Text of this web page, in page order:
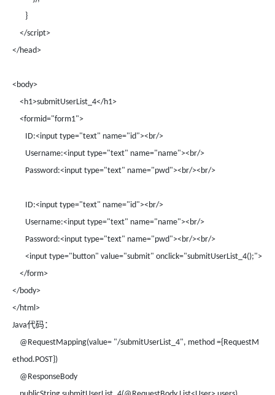
}
</script>
</head>
<body>
<h1>submitUserList_4</h1>
<formid="form1">
ID:<input type="text" name="id"><br/>
Username:<input type="text" name="name"><br/>
Password:<input type="text" name="pwd"><br/><br/>
ID:<input type="text" name="id"><br/>
Username:<input type="text" name="name"><br/>
Password:<input type="text" name="pwd"><br/><br/>
<input type="button" value="submit" onclick="submitUserList_4();">
</form>
</body>
</html>
Java代码：
@RequestMapping(value= "/submitUserList_4", method ={RequestM
ethod.POST})
@ResponseBody